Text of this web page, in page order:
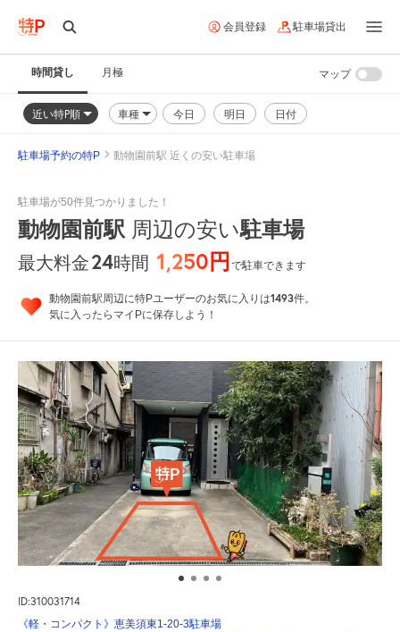
会員登録 駐車場貸出
時間貸し 月極
近い特P順 車種 今日 明日 日付
マップ
駐車場予約の特P 動物園前駅 近くの安い駐車場
駐車場が50件見つかりました！
動物園前駅 周辺の安い駐車場
最大料金24時間 1,250円で駐車できます
動物園前駅周辺に特Pユーザーのお気に入りは1493件。
気に入ったらマイPに保存しよう！
ID:310031714
《軽・コンパクト》恵美須東1-20-3駐車場